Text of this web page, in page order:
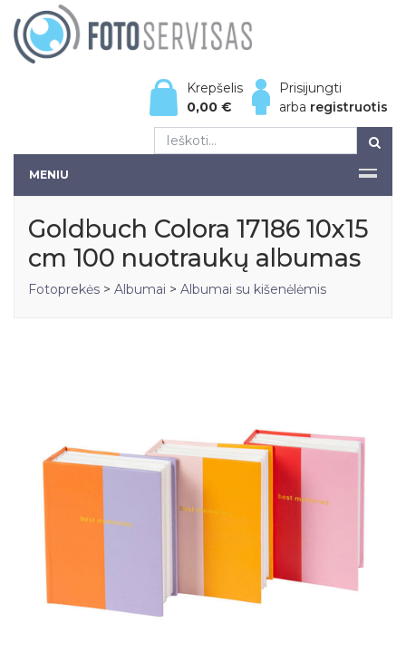
Prisijungti
arba registruotis
Krepšelis
0,00 €
MENIU
Goldbuch Colora 17186 10x15
cm 100 nuotraukų albumas
Fotoprekės > Albumai > Albumai su kišenėlėmis